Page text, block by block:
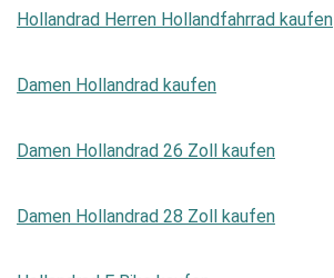
Hollandrad Herren Hollandfahrrad kaufen
Damen Hollandrad kaufen
Damen Hollandrad 26 Zoll kaufen
Damen Hollandrad 28 Zoll kaufen